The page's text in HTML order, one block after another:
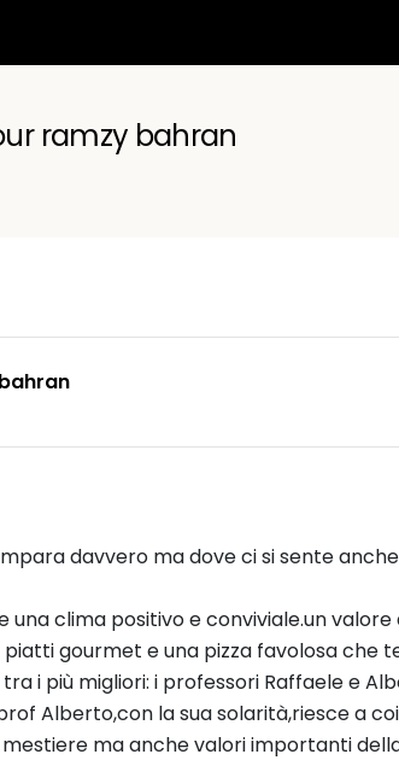
ramzy bahran
davvero ma dove ci si sente
clima positivo e conviviale.un
gourmet e una pizza favolosa che
i più migliori: i professori Raffaele e
Alberto,con la sua solarità,riesce a
ma anche valori importanti